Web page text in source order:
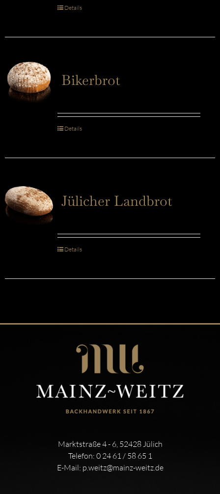
Details
Bikerbrot
Details
Jülicher Landbrot
Details
Marktstraße 4 - 6, 52428 Jülich
Telefon: 0 24 61 / 58 65 1
E-Mail: p.weitz@mainz-weitz.de